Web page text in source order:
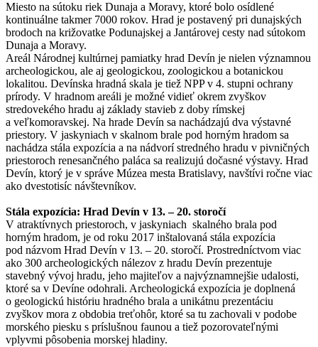
Miesto na sútoku riek Dunaja a Moravy, ktoré bolo osídlené
kontinuálne takmer 7000 rokov. Hrad je postavený pri dunajských
brodoch na križovatke Podunajskej a Jantárovej cesty nad sútokom
Dunaja a Moravy.
Areál Národnej kultúrnej pamiatky hrad Devín je nielen významnou
archeologickou, ale aj geologickou, zoologickou a botanickou
lokalitou. Devínska hradná skala je tiež NPP v 4. stupni ochrany
prírody. V hradnom areáli je možné vidieť okrem zvyškov
stredovekého hradu aj základy stavieb z doby rímskej
a veľkomoravskej. Na hrade Devín sa nachádzajú dva výstavné
priestory. V jaskyniach v skalnom brale pod horným hradom sa
nachádza stála expozícia a na nádvorí stredného hradu v pivničných
priestoroch renesančného paláca sa realizujú dočasné výstavy. Hrad
Devín, ktorý je v správe Múzea mesta Bratislavy, navštívi ročne viac
ako dvestotisíc návštevníkov.
Stála expozícia: Hrad Devín v 13. – 20. storočí
V atraktívnych priestoroch, v jaskyniach skalného brala pod
horným hradom, je od roku 2017 inštalovaná stála expozícia
pod názvom Hrad Devín v 13. – 20. storočí. Prostredníctvom viac
ako 300 archeologických nálezov z hradu Devín prezentuje
stavebný vývoj hradu, jeho majiteľov a najvýznamnejšie udalosti,
ktoré sa v Devíne odohrali. Archeologická expozícia je doplnená
o geologickú históriu hradného brala a unikátnu prezentáciu
zvyškov mora z obdobia treťohôr, ktoré sa tu zachovali v podobe
morského piesku s príslušnou faunou a tiež pozorovateľnými
vplyvmi pôsobenia morskej hladiny.